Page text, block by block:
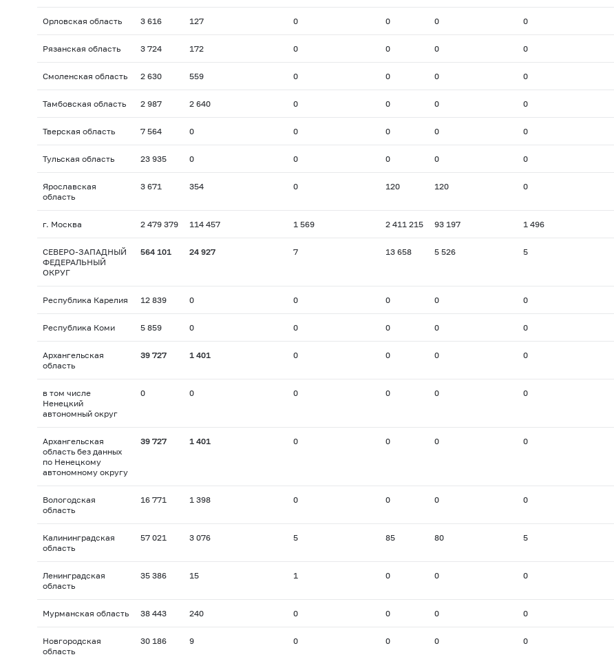
Орловская область 3 616 127 0 0 0 0
Рязанская область 3 724 172 0 0 0 0
Смоленская область 2 630 559 0 0 0 0
Тамбовская область 2 987 2 640 0 0 0 0
Тверская область 7 564 0 0 0 0 0
Тульская область 23 935 0 0 0 0 0
Ярославская
область
3 671 354 0 120 120 0
г. Москва 2 479 379 114 457 1 569 2 411 215 93 197 1 496
СЕВЕРО-ЗАПАДНЫЙ
ФЕДЕРАЛЬНЫЙ
ОКРУГ
564 101 24 927 7 13 658 5 526 5
Республика Карелия 12 839 0 0 0 0 0
Республика Коми 5 859 0 0 0 0 0
Архангельская
область
39 727 1 401 0 0 0 0
в том числе
Ненецкий
автономный округ
0 0 0 0 0 0
Архангельская
область без данных
по Ненецкому
автономному округу
39 727 1 401 0 0 0 0
Вологодская
область
16 771 1 398 0 0 0 0
Калининградская
область
57 021 3 076 5 85 80 5
Ленинградская
область
35 386 15 1 0 0 0
Мурманская область 38 443 240 0 0 0 0
Новгородская
область
30 186 9 0 0 0 0